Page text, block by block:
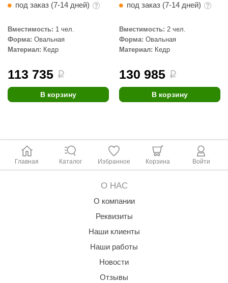
под заказ (7-14 дней)
Вместимость: 1 чел.
Форма: Овальная
Материал: Кедр
113 735 i
В корзину
под заказ (7-14 дней)
Вместимость: 2 чел.
Форма: Овальная
Материал: Кедр
130 985 i
В корзину
Главная Каталог Избранное Корзина Войти
О НАС
О компании
Реквизиты
Наши клиенты
Наши работы
Новости
Отзывы